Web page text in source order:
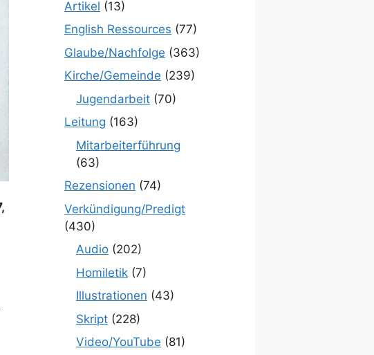
Artikel (13)
English Ressources (77)
Glaube/Nachfolge (363)
Kirche/Gemeinde (239)
Jugendarbeit (70)
Leitung (163)
Mitarbeiterführung
(63)
Rezensionen (74)
Verkündigung/Predigt
(430)
Audio (202)
Homiletik (7)
Illustrationen (43)
Skript (228)
Video/YouTube (81)